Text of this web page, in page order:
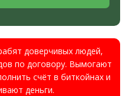
доверчивых людей,
по договору. Вымогают
счёт в биткойнах и
деньги.